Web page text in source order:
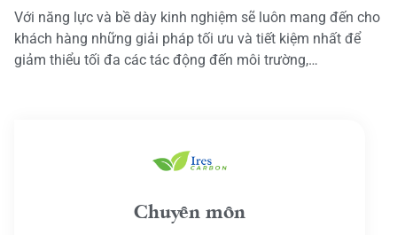
Với năng lực và bề dày kinh nghiệm sẽ luôn mang đến cho
khách hàng những giải pháp tối ưu và tiết kiệm nhất để
giảm thiểu tối đa các tác động đến môi trường,…
Chuyên môn